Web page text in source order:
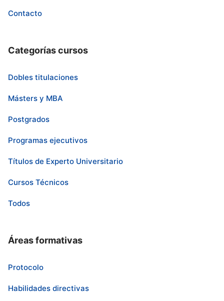
Contacto
Categorías cursos
Dobles titulaciones
Másters y MBA
Postgrados
Programas ejecutivos
Títulos de Experto Universitario
Cursos Técnicos
Todos
Áreas formativas
Protocolo
Habilidades directivas